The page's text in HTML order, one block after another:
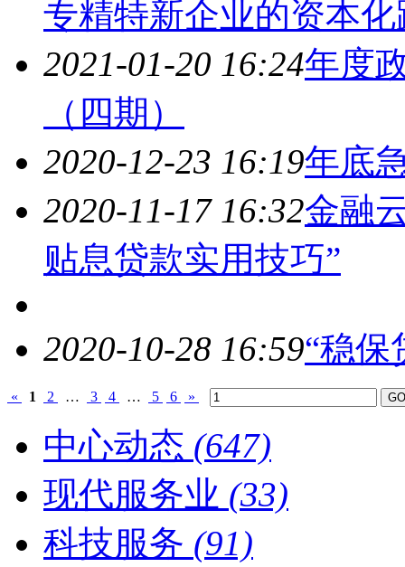
专精特新企业的资本化
2021-01-20 16:24年度
（四期）
2020-12-23 16:19年底
2020-11-17 16:32金融
贴息贷款实用技巧”
2020-10-28 16:59“稳保
« 1 2 … 3 4 … 5 6 »
中心动态 (647)
现代服务业 (33)
科技服务 (91)